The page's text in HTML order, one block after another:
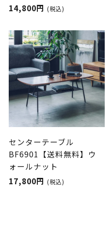
14,800円 (税込)
センターテーブル
BF6901【送料無料】ウ
ォールナット
17,800円 (税込)